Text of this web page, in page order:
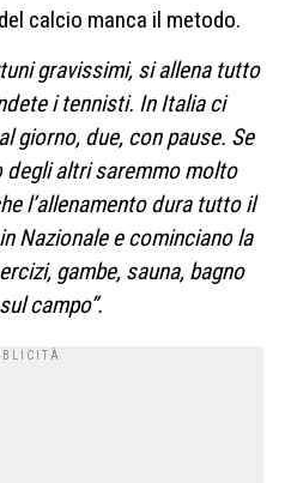
calcio manca il metodo.
gravissimi, si allena tutto
i tennisti. In Italia ci
giorno, due, con pause. Se
altri saremmo molto
l’allenamento dura tutto il
Nazionale e cominciano la
gambe, sauna, bagno
campo”.